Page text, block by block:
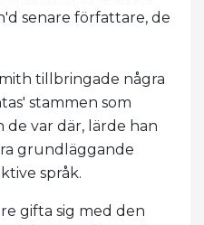
senare författare, de
tillbringade några
stammen som
de var där, lärde han
grundläggande
språk.
gifta sig med den